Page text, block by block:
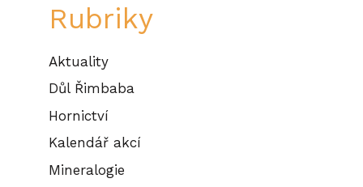
Rubriky
Aktuality
Důl Řimbaba
Hornictví
Kalendář akcí
Mineralogie